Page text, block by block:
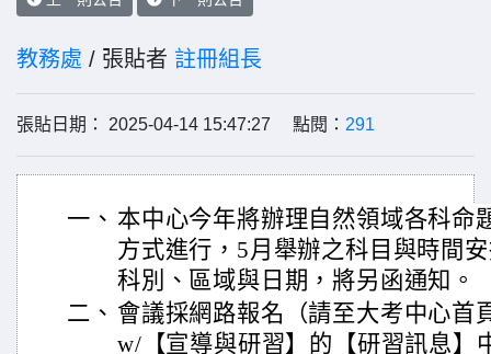
教務處 / 張貼者 註冊組長
張貼日期： 2025-04-14 15:47:27 點閱： 291
一、 本中心今年將辦理自然領域各科命
方式進行，5月舉辦之科目與時間
科別、區域與日期，將另函通知。
二、 會議採網路報名（請至大考中心首
w/【宣導與研習】的【研習訊息】